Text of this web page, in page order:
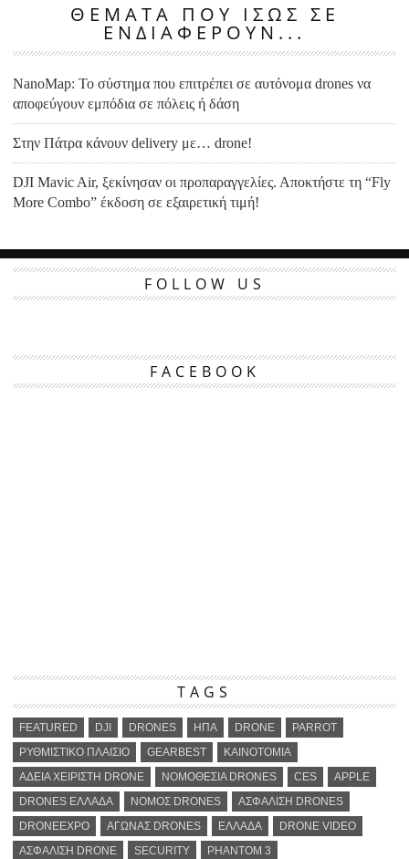
ΘΕΜΑΤΑ ΠΟΥ ΙΣΩΣ ΣΕ
ΕΝΔΙΑΦΕΡΟΥΝ...
NanoMap: Το σύστημα που επιτρέπει σε αυτόνομα drones να
αποφεύγουν εμπόδια σε πόλεις ή δάση
Στην Πάτρα κάνουν delivery με… drone!
DJI Mavic Air, ξεκίνησαν οι προπαραγγελίες. Αποκτήστε τη “Fly
More Combo” έκδοση σε εξαιρετική τιμή!
FOLLOW US
FACEBOOK
TAGS
FEATURED DJI DRONES ΗΠΑ DRONE
PARROT
ΡΥΘΜΙΣΤΙΚΟ ΠΛΑΙΣΙΟ
GEARBEST
ΚΑΙΝΟΤΟΜΙΑ
ΑΔΕΙΑ ΧΕΙΡΙΣΤΗ DRONE
ΝΟΜΟΘΕΣΙΑ DRONES CES
APPLE
DRONES ΕΛΛΑΔΑ
ΝΟΜΟΣ DRONES
ΑΣΦΑΛΙΣΗ DRONES
DRONEEXPO
ΑΓΩΝΑΣ DRONES ΕΛΛΑΔΑ
DRONE VIDEO
ΑΣΦΑΛΙΣΗ DRONE
SECURITY PHANTOM 3